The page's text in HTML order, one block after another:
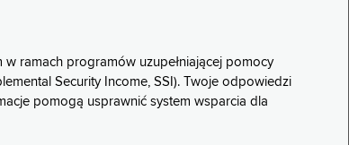
ramach programów uzupełniającej pomocy
Security Income, SSI). Twoje odpowiedzi
pomogą usprawnić system wsparcia dla